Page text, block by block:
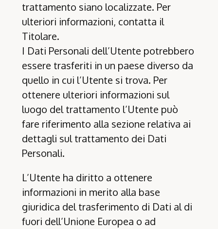
trattamento siano localizzate. Per
ulteriori informazioni, contatta il
Titolare.
I Dati Personali dell’Utente potrebbero
essere trasferiti in un paese diverso da
quello in cui l’Utente si trova. Per
ottenere ulteriori informazioni sul
luogo del trattamento l’Utente può
fare riferimento alla sezione relativa ai
dettagli sul trattamento dei Dati
Personali.
L’Utente ha diritto a ottenere
informazioni in merito alla base
giuridica del trasferimento di Dati al di
fuori dell’Unione Europea o ad